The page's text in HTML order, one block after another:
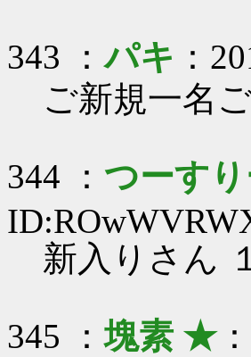
343 ：パキ ：
ご新規一名
344 ： つーす
新入りさん
345 ：塊素 ★